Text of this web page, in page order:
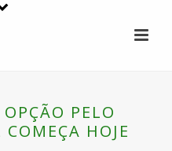
PELO
HOJE